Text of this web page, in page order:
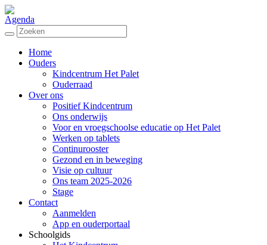
Agenda
Home
Ouders
Kindcentrum Het Palet
Ouderraad
Over ons
Positief Kindcentrum
Ons onderwijs
Voor en vroegschoolse educatie op Het Palet
Werken op tablets
Continurooster
Gezond en in beweging
Visie op cultuur
Ons team 2025-2026
Stage
Contact
Aanmelden
App en ouderportaal
Schoolgids